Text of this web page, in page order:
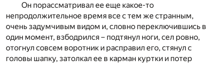
Он порассматривал ее еще какое-то
непродолжительное время все с тем же странным,
очень задумчивым видом и, словно переключившись в
один момент, взбодрился – подтянул ноги, сел ровно,
отогнул совсем воротник и расправил его, стянул с
головы шапку, затолкал ее в карман куртки и потер